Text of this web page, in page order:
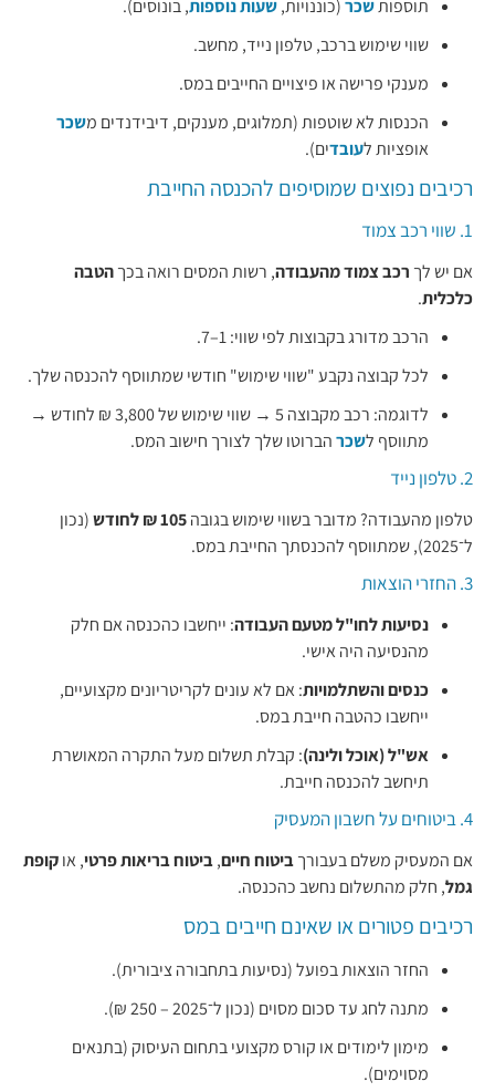
תוספותשכר(כוננויות,שעות נוספות, בונוסים).
שווי שימוש ברכב, טלפון נייד, מחשב.
מענקי פרישה או פיצויים החייבים במס.
הכנסות לא שוטפות (תמלוגים, מענקים, דיבידנדים מ שכר
אופציות לעובדים).
רכיבים נפוצים שמוסיפים להכנסה החייבת
אם יש לךרכב צמוד מהעבודה, רשות המסים רואה בכךהטבה
כלכלית.
הרכב מדורג בקבוצות לפי שווי: 1–7.
לכל קבוצה נקבע "שווי שימוש" חודשי שמתווסף להכנסה שלך.
לדוגמה: רכב מקבוצה 5 → שווי שימוש של 3,800 ₪ לחודש →
מתווסף ל שכרהברוטו שלך לצורך חישוב המס.
טלפון מהעבודה? מדובר בשווי שימוש בגובה105 ₪ לחודש
(נכון
ל־2025), שמתווסף להכנסתך החייבת במס.
נסיעות לחו"ל מטעם העבודה: ייחשבו כהכנסה אם חלק
מהנסיעה היה אישי.
כנסים והשתלמויות: אם לא עונים לקריטריונים מקצועיים,
ייחשבו כהטבה חייבת במס.
אש"ל (אוכל ולינה): קבלת תשלום מעל התקרה המאושרת
תיחשב להכנסה חייבת.
אם המעסיק משלם בעבורךביטוח חיים,ביטוח בריאות פרטי, אוקופת
גמל, חלק מהתשלום נחשב כהכנסה.
רכיבים פטורים או שאינם חייבים במס
החזר הוצאות בפועל (נסיעות בתחבורה ציבורית).
מתנה לחג עד סכום מסוים (נכון ל־2025 – 250 ₪).
מימון לימודים או קורס מקצועי בתחום העיסוק (בתנאים
מסוימים).